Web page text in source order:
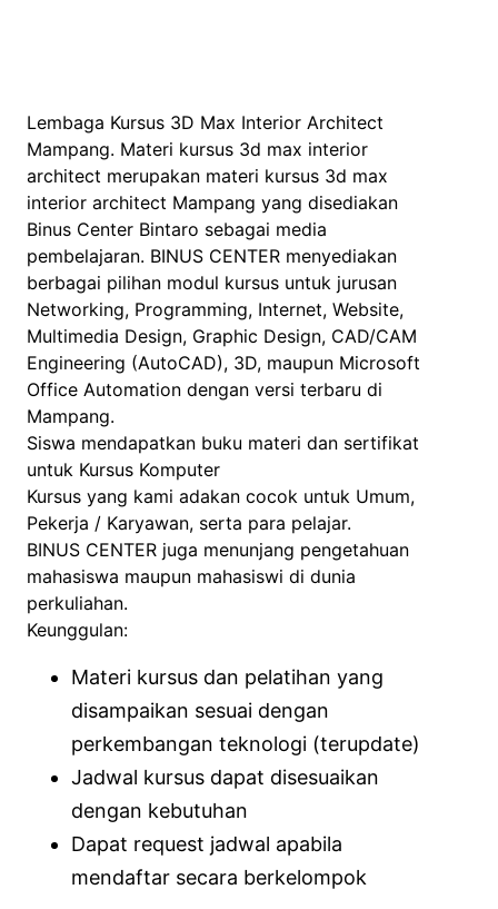
Lembaga Kursus 3D Max Interior Architect
Mampang. Materi kursus 3d max interior
architect merupakan materi kursus 3d max
interior architect Mampang yang disediakan
Binus Center Bintaro sebagai media
pembelajaran. BINUS CENTER menyediakan
berbagai pilihan modul kursus untuk jurusan
Networking, Programming, Internet, Website,
Multimedia Design, Graphic Design, CAD/CAM
Engineering (AutoCAD), 3D, maupun Microsoft
Office Automation dengan versi terbaru di
Mampang.
Siswa mendapatkan buku materi dan sertifikat
untuk Kursus Komputer
Kursus yang kami adakan cocok untuk Umum,
Pekerja / Karyawan, serta para pelajar.
BINUS CENTER juga menunjang pengetahuan
mahasiswa maupun mahasiswi di dunia
perkuliahan.
Keunggulan:
Materi kursus dan pelatihan yang
disampaikan sesuai dengan
perkembangan teknologi (terupdate)
Jadwal kursus dapat disesuaikan
dengan kebutuhan
Dapat request jadwal apabila
mendaftar secara berkelompok